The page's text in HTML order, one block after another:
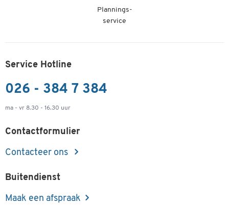
Plannings-
service
Service Hotline
026 - 384 7 384
ma - vr 8.30 - 16.30 uur
Contactformulier
Contacteer ons
Buitendienst
Maak een afspraak